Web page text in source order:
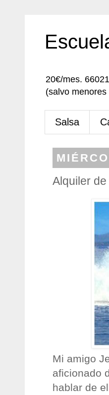
20€/mes.
(salvo
Salsa
Alquiler
Mi amigo
aficionado
hablar de